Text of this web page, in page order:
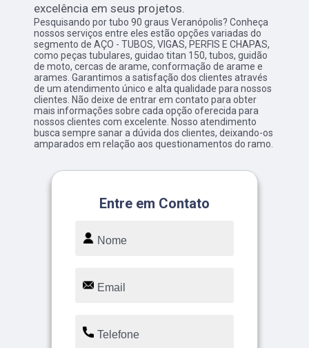
excelência em seus projetos.
Pesquisando por tubo 90 graus Veranópolis? Conheça
nossos serviços entre eles estão opções variadas do
segmento de AÇO - TUBOS, VIGAS, PERFIS E CHAPAS,
como peças tubulares, guidao titan 150, tubos, guidão
de moto, cercas de arame, conformação de arame e
arames. Garantimos a satisfação dos clientes através
de um atendimento único e alta qualidade para nossos
clientes. Não deixe de entrar em contato para obter
mais informações sobre cada opção oferecida para
nossos clientes com excelente. Nosso atendimento
busca sempre sanar a dúvida dos clientes, deixando-os
amparados em relação aos questionamentos do ramo.
Entre em Contato